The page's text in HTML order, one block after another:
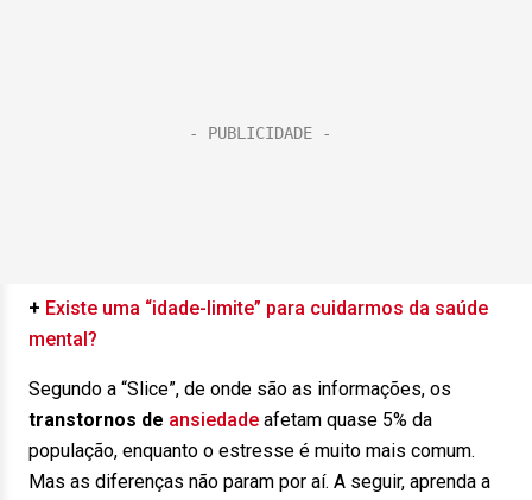
+ Existe uma “idade-limite” para cuidarmos da saúde
mental?
Segundo a “Slice”, de onde são as informações, os
transtornos de ansiedade afetam quase 5% da
população, enquanto o estresse é muito mais comum.
Mas as diferenças não param por aí. A seguir, aprenda a